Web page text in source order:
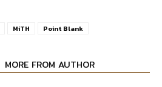
MiTH Point Blank
MORE FROM AUTHOR